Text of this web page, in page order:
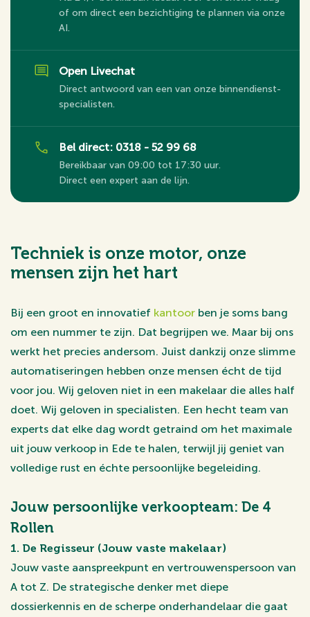
of om direct een bezichtiging te plannen via onze
AI.
Open Livechat
Direct antwoord van een van onze binnendienst-
specialisten.
Bel direct: 0318 - 52 99 68
Bereikbaar van 09:00 tot 17:30 uur.
Direct een expert aan de lijn.
Techniek is onze motor, onze
mensen zijn het hart
Bij een groot en innovatief kantoor ben je soms bang
om een nummer te zijn. Dat begrijpen we. Maar bij ons
werkt het precies andersom. Juist dankzij onze slimme
automatiseringen hebben onze mensen écht de tijd
voor jou. Wij geloven niet in een makelaar die alles half
doet. Wij geloven in specialisten. Een hecht team van
experts dat elke dag wordt getraind om het maximale
uit jouw verkoop in Ede te halen, terwijl jij geniet van
volledige rust en échte persoonlijke begeleiding.
Jouw persoonlijke verkoopteam: De 4
Rollen
1. De Regisseur (Jouw vaste makelaar)
Jouw vaste aanspreekpunt en vertrouwenspersoon van
A tot Z. De strategische denker met diepe
dossierkennis en de scherpe onderhandelaar die gaat